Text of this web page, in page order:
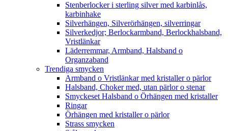
Stenberlocker i sterling silver med karbinlås,
karbinhake
Silverhängen, Silverörhängen, silverringar
Silverkedjor; Berlockarmband, Berlockhalsband,
Vristlänkar
Läderremmar, Armband, Halsband o
Organzaband
Trendiga smycken
Armband o Vristlänkar med kristaller o pärlor
Halsband, Choker med, utan pärlor o stenar
Smyckeset Halsband o Örhängen med kristaller
Ringar
Örhängen med kristaller o pärlor
Strass smycken